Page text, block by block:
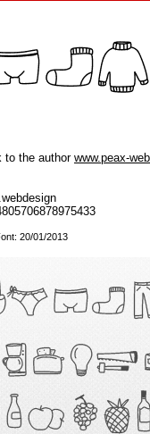
to the author www.peax-
20/01/2013